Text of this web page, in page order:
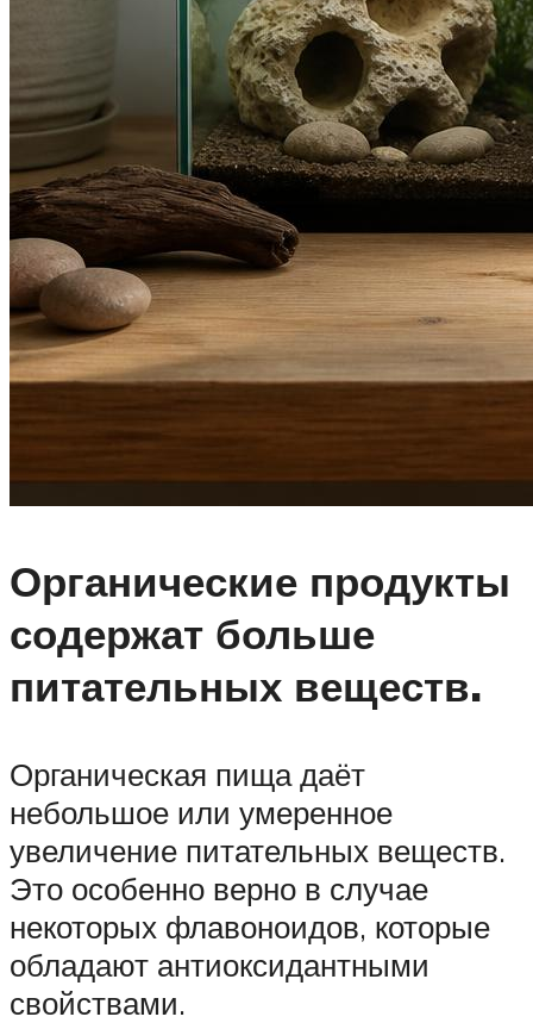
Органические продукты
содержат больше
питательных веществ.
Органическая пища даёт
небольшое или умеренное
увеличение питательных веществ.
Это особенно верно в случае
некоторых флавоноидов, которые
обладают антиоксидантными
свойствами.